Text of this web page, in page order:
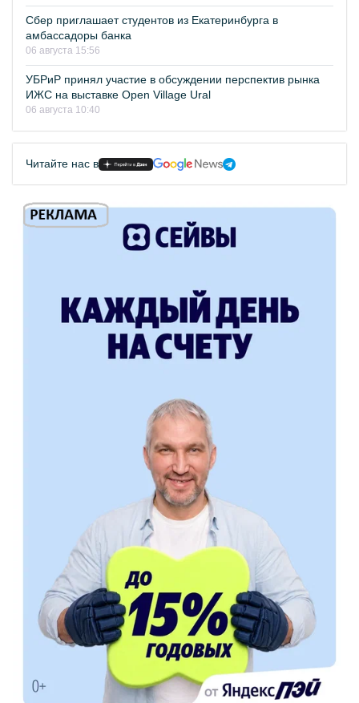
Сбер приглашает студентов из Екатеринбурга в
амбассадоры банка
06 августа 15:56
УБРиР принял участие в обсуждении перспектив рынка
ИЖС на выставке Open Village Ural
06 августа 10:40
Читайте нас в